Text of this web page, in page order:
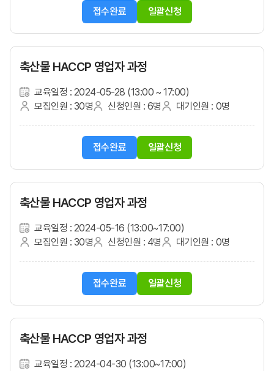
접수완료 일괄신청
축산물 HACCP 영업자 과정
교육일정 : 2024-05-28 (13:00 ~ 17:00)
모집인원 : 30명
신청인원 : 6명 대기인원 : 0명
접수완료 일괄신청
축산물 HACCP 영업자 과정
교육일정 : 2024-05-16 (13:00~17:00)
모집인원 : 30명
신청인원 : 4명 대기인원 : 0명
접수완료 일괄신청
축산물 HACCP 영업자 과정
교육일정 : 2024-04-30 (13:00~17:00)